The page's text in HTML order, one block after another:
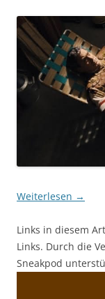
Weiterlesen →
Links in diesem
Links. Durch die
Sneakpod